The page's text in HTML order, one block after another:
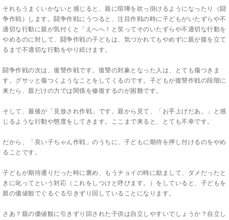
それもうまくいかないと感じると、親に喧嘩を吹っ掛けるようになったり（闘
争作戦）します。闘争作戦にうつると、注目作戦の時に子どもがいたずらや不
適切な行動に親が気付くと「えへへ！と笑ってそのいたずらや不適切な行動を
やめるのに対して、闘争作戦の子どもは、気づかれてもやめずに親が腹を立て
るまで不適切な行動をやり続けます。
闘争作戦の次は、復讐作戦です。復讐の対象となった人は、とても傷つきま
す。グサッと傷つくようなことをしてくるのです。子どもが復讐作戦の段階に
来たら、親だけの力では関係を修復するのが困難です。
そして、最後が「見放され作戦」です。親から見て、「お手上げだあ。」と感
じるような行動や態度をしてきます。ここまで来ると、とても不幸です。
だから、「良い子ちゃん作戦」のうちに、子どもに期待を押し付けるのをやめ
ることです。
子どもが期待通りだった時に褒め、もうチョイの時に励まして、ダメだったと
きに叱ってという対応（これをしつけと呼びます。）をしていると、子どもを
親の価値観でぐるぐる引きずり回していることになります。
さあ？親の価値観に引きずり回された子供は自立しやすいでしょうか？自立し